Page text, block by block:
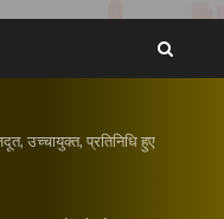
उच्चायुक्त, प्रतिनिधि हुए